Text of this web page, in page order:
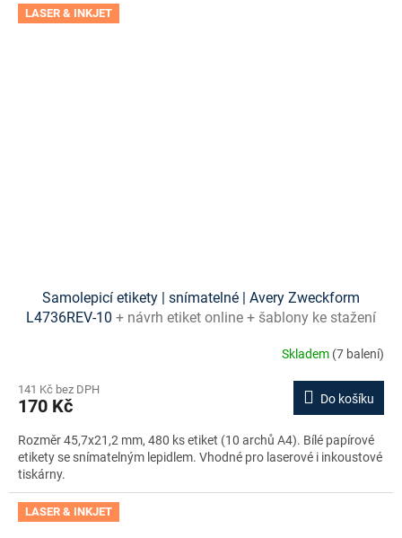
LASER & INKJET
Samolepicí etikety | snímatelné | Avery Zweckform
L4736REV-10 + návrh etiket online + šablony ke stažení
Skladem (7 balení)
141 Kč bez DPH
170 Kč Do košíku
Rozměr 45,7x21,2 mm, 480 ks etiket (10 archů A4). Bílé papírové
etikety se snímatelným lepidlem. Vhodné pro laserové i inkoustové
tiskárny.
LASER & INKJET